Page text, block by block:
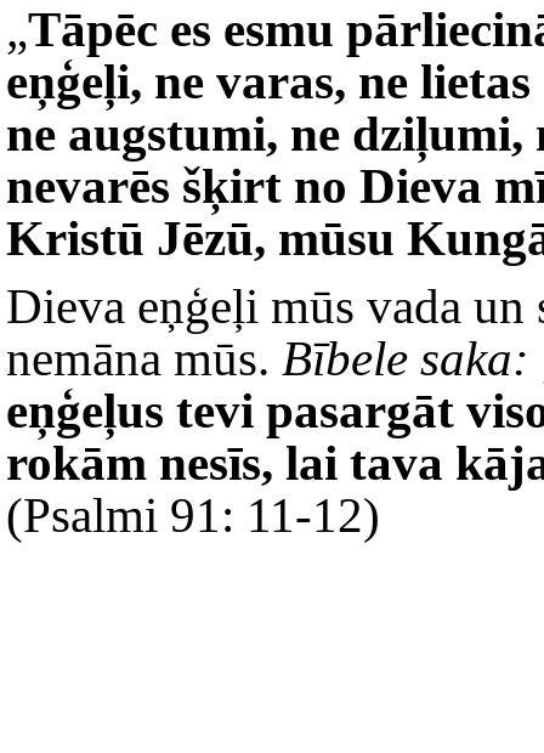
„Tāpēc es esmu
eņģeļi, ne varas, ne
ne augstumi, ne
nevarēs šķirt no Dieva
Kristū Jēzū, mūsu
Dieva eņģeļi mūs vada
nemāna mūs. Bībele saka:
eņģeļus tevi pasargāt
rokām nesīs, lai tava
(Psalmi 91: 11-12)